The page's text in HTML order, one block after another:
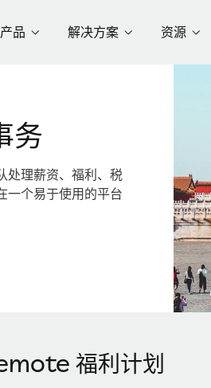
产品 解决方案 资源
务
处理薪资、福利、税
一个易于使用的平台
福利计划